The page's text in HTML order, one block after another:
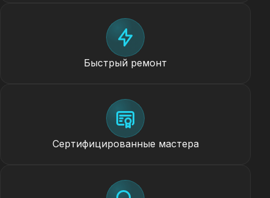
Быстрый ремонт
Сертифицированные мастера